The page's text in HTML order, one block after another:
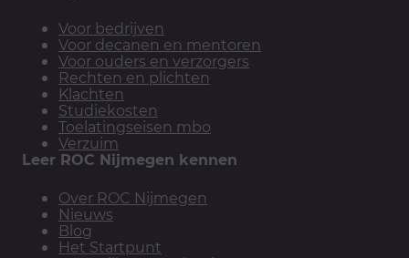
Voor bedrijven
Voor decanen en mentoren
Voor ouders en verzorgers
Rechten en plichten
Klachten
Studiekosten
Toelatingseisen mbo
Verzuim
Leer ROC Nijmegen kennen
Over ROC Nijmegen
Nieuws
Blog
Het Startpunt